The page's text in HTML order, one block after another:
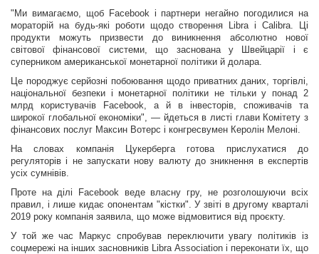
"Ми вимагаємо, щоб Facebook і партнери негайно погодилися на
мораторій на будь-які роботи щодо створення Libra і Calibra. Ці
продукти можуть призвести до виникнення абсолютно нової
світової фінансової системи, що заснована у Швейцарії і є
суперником американської монетарної політики й долара.
Це породжує серйозні побоювання щодо приватних даних, торгівлі,
національної безпеки і монетарної політики не тільки у понад 2
млрд користувачів Facebook, а й в інвесторів, споживачів та
широкої глобальної економіки", — йдеться в листі глави Комітету з
фінансових послуг Максин Вотерс і конгресвумен Керолін Мелоні.
На словах компанія Цукерберга готова прислухатися до
регуляторів і не запускати нову валюту до зникнення в експертів
усіх сумнівів.
Проте на ділі Facebook веде власну гру, не розголошуючи всіх
правил, і лише кидає опонентам "кістки". У звіті в другому кварталі
2019 року компанія заявила, що може відмовитися від проєкту.
У той же час Маркус спробував переключити увагу політиків із
соцмережі на інших засновників Libra Association і переконати їх, що